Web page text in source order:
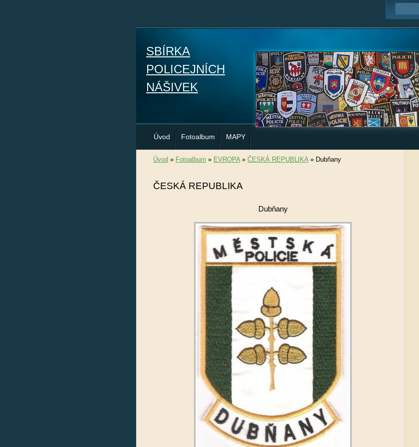
SBÍRKA
POLICEJNÍCH
NÁŠIVEK
Úvod Fotoalbum MAPY
Úvod » Fotoalbum » EVROPA» ČESKÁ REPUBLIKA» Dubňany
ČESKÁ REPUBLIKA
Dubňany